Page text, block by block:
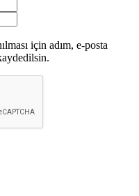
için adım, e-posta